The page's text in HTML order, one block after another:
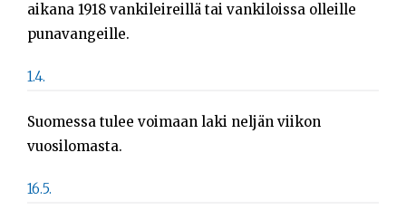
aikana 1918 vankileireillä tai vankiloissa olleille
punavangeille.
1.4.
Suomessa tulee voimaan laki neljän viikon
vuosilomasta.
16.5.